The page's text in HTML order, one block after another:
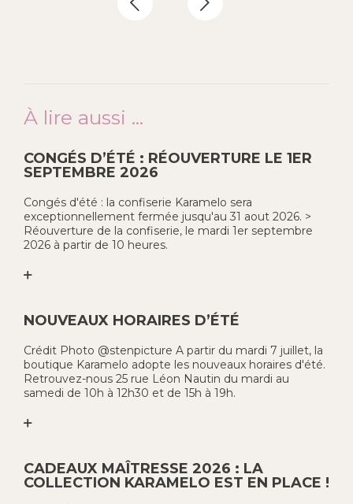
À lire aussi ...
CONGÉS D’ÉTÉ : RÉOUVERTURE LE 1ER
SEPTEMBRE 2026
Congés d'été : la confiserie Karamelo sera
exceptionnellement fermée jusqu'au 31 aout 2026. >
Réouverture de la confiserie, le mardi 1er septembre
2026 à partir de 10 heures.
NOUVEAUX HORAIRES D’ÉTÉ
Crédit Photo @stenpicture A partir du mardi 7 juillet, la
boutique Karamelo adopte les nouveaux horaires d'été.
Retrouvez-nous 25 rue Léon Nautin du mardi au
samedi de 10h à 12h30 et de 15h à 19h.
CADEAUX MAÎTRESSE 2026 : LA
COLLECTION KARAMELO EST EN PLACE !